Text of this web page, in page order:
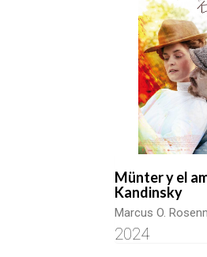
Münter y el
Kandinsky
Marcus O.
2024